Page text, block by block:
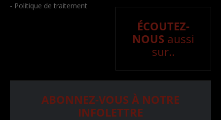
- Politique de traitement
ÉCOUTEZ-
NOUS aussi
sur..
ABONNEZ-VOUS À NOTRE
INFOLETTRE